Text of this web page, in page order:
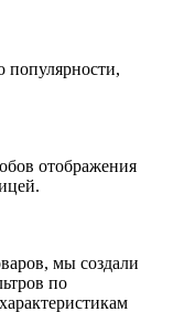
популярности,
отображения
мы создали
по